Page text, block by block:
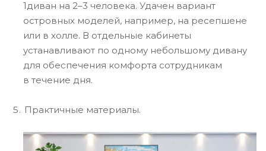
1диван на 2–3 человека. Удачен вариант
островных моделей, например, на ресепшене
или в холле. В отдельные кабинеты
устанавливают по одному небольшому дивану
для обеспечения комфорта сотрудникам
в течение дня.
Практичные материалы.